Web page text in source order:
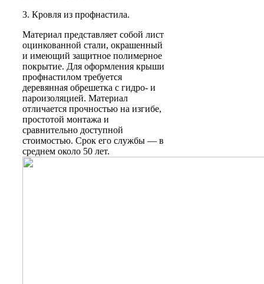
3. Кровля из профнастила.
Материал представляет собой лист
оцинкованной стали, окрашенный
и имеющий защитное полимерное
покрытие. Для оформления крыши
профнастилом требуется
деревянная обрешетка с гидро- и
пароизоляцией. Материал
отличается прочностью на изгибе,
простотой монтажа и
сравнительно доступной
стоимостью. Срок его службы — в
среднем около 50 лет.